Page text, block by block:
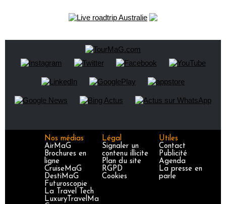
Nos médias
AirMaG
Brochures en
ligne
CruiseMaG
DestiMaG
Futuroscopie
La Travel Tech
LuxuryTravelMa
Légal
Signaler un
contenu illicite
Plan du site
RGPD
Cookies
Utiles
Contact
Publicité
Agenda
La presse en
parle